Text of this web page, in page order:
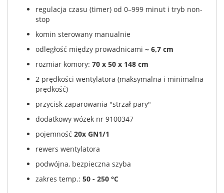
regulacja czasu (timer) od 0–999 minut i tryb non-
stop
komin sterowany manualnie
odległość między prowadnicami ~ 6,7 cm
rozmiar komory: 70 x 50 x 148 cm
2 prędkości wentylatora (maksymalna i minimalna
prędkość)
przycisk zaparowania "strzał pary"
dodatkowy wózek nr 9100347
pojemność 20x GN1/1
rewers wentylatora
podwójna, bezpieczna szyba
zakres temp.: 50 - 250 °C